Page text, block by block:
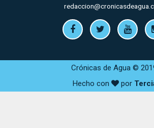
Crónicas de Agua ©
Hecho con
por